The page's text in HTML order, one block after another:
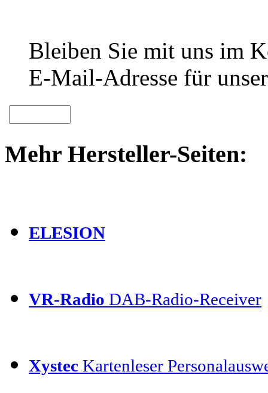
Bleiben Sie mit uns im
E-Mail-Adresse für
Mehr Hersteller-Seiten:
ELESION
VR-Radio DAB-Radio-Receiver
Xystec Kartenleser